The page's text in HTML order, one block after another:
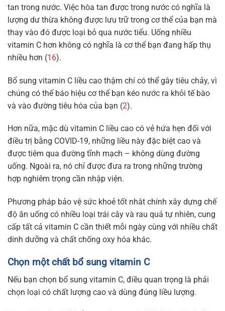
tan trong nước. Việc hòa tan được trong nước có nghĩa là
lượng dư thừa không được lưu trữ trong cơ thể của bạn mà
thay vào đó được loại bỏ qua nước tiểu. Uống nhiều
vitamin C hơn không có nghĩa là cơ thể bạn đang hấp thụ
nhiều hơn (16).
Bổ sung vitamin C liều cao thậm chí có thể gây tiêu chảy, vì
chúng có thể báo hiệu cơ thể bạn kéo nước ra khỏi tế bào
và vào đường tiêu hóa của bạn (2).
Hơn nữa, mặc dù vitamin C liều cao có vẻ hứa hẹn đối với
điều trị bằng COVID-19, những liều này đặc biệt cao và
được tiêm qua đường tĩnh mạch – không dùng đường
uống. Ngoài ra, nó chỉ được đưa ra trong những trường
hợp nghiêm trọng cần nhập viện.
Phương pháp bảo vệ sức khoẻ tốt nhât chính xây dựng chế
độ ăn uống có nhiều loại trái cây và rau quả tự nhiên, cung
cấp tất cả vitamin C cần thiết mỗi ngày cùng với nhiều chất
dinh dưỡng và chất chống oxy hóa khác.
Chọn một chất bổ sung vitamin C
Nếu bạn chọn bổ sung vitamin C, điều quan trọng là phải
chọn loại có chất lượng cao và dùng đúng liều lượng.